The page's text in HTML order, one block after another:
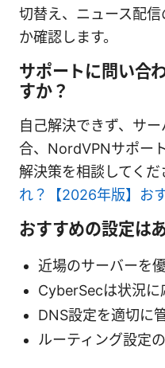
切替え、ニュース配
か確認します。
サポートに問い合
すか？
自己解決できず、サ
合、NordVPNサポー
解決策を相談してくだ
れ？【2026年版】お
おすすめの設定は
近場のサーバーを
CyberSecは状況
DNS設定を適切に
ルーティング設定